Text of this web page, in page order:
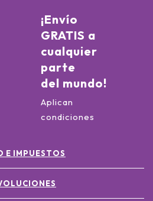
¡Envío
GRATIS a
cualquier
parte
del mundo!
Aplican
condiciones
E IMPUESTOS